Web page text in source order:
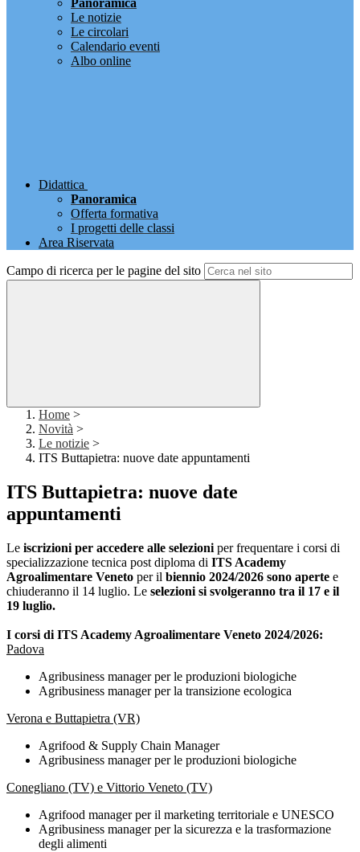
Panoramica
Le notizie
Le circolari
Calendario eventi
Albo online
Didattica
Panoramica
Offerta formativa
I progetti delle classi
Area Riservata
Campo di ricerca per le pagine del sito
Home >
Novità >
Le notizie >
ITS Buttapietra: nuove date appuntamenti
ITS Buttapietra: nuove date
appuntamenti
Le iscrizioni per accedere alle selezioni per frequentare i corsi di
specializzazione tecnica post diploma di ITS Academy
Agroalimentare Veneto per il biennio 2024/2026 sono aperte e
chiuderanno il 14 luglio. Le selezioni si svolgeranno tra il 17 e il
19 luglio.
I corsi di ITS Academy Agroalimentare Veneto 2024/2026:
Padova
Agribusiness manager per le produzioni biologiche
Agribusiness manager per la transizione ecologica
Verona e Buttapietra (VR)
Agrifood & Supply Chain Manager
Agribusiness manager per le produzioni biologiche
Conegliano (TV) e Vittorio Veneto (TV)
Agrifood manager per il marketing territoriale e UNESCO
Agribusiness manager per la sicurezza e la trasformazione
degli alimenti